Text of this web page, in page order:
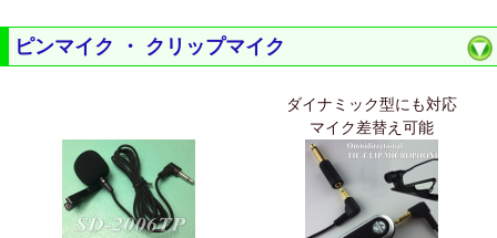
ピンマイク ・ クリップマイク
ダイナミック型にも対応
マイク差替え可能